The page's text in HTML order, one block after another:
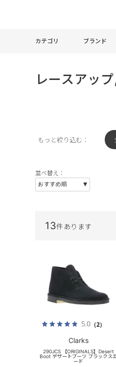
カテゴリ ブランド
レースアッ
もっと絞り込む：
並べ替え：
13件あります
5.0（2）
Clarks
290JCS 【ORIGINALS】Desert
Boot デザートブーツ ブラックス
ード